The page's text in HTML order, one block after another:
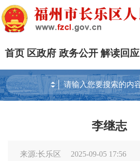
首页 区政府 政务公开 解读回应
李继志
来源:长乐区 2025-09-05 17:56